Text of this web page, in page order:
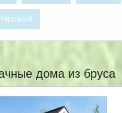
террасой
дома из бруса